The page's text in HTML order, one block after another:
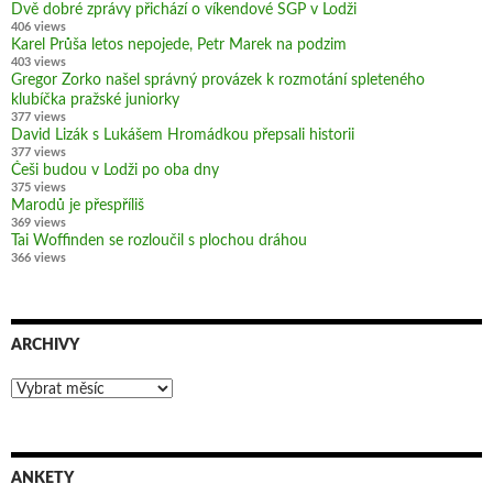
Dvě dobré zprávy přichází o víkendové SGP v Lodži
406 views
Karel Průša letos nepojede, Petr Marek na podzim
403 views
Gregor Zorko našel správný provázek k rozmotání spleteného
klubíčka pražské juniorky
377 views
David Lizák s Lukášem Hromádkou přepsali historii
377 views
Češi budou v Lodži po oba dny
375 views
Marodů je přespříliš
369 views
Tai Woffinden se rozloučil s plochou dráhou
366 views
ARCHIVY
Archivy
ANKETY